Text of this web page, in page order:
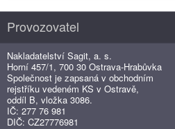
Provozovatel
Nakladatelství Sagit, a. s.
Horní 457/1, 700 30 Ostrava-Hrabůvka
Společnost je zapsaná v obchodním
rejstříku vedeném KS v Ostravě,
oddíl B, vložka 3086.
IČ: 277 76 981
DIČ: CZ27776981